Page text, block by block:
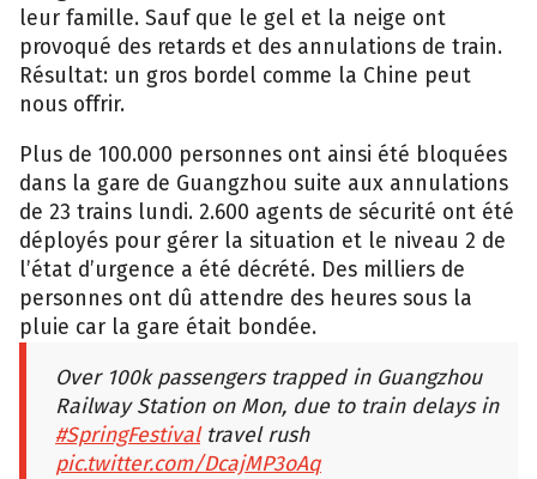
leur famille. Sauf que le gel et la neige ont
provoqué des retards et des annulations de train.
Résultat: un gros bordel comme la Chine peut
nous offrir.
Plus de 100.000 personnes ont ainsi été bloquées
dans la gare de Guangzhou suite aux annulations
de 23 trains lundi. 2.600 agents de sécurité ont été
déployés pour gérer la situation et le niveau 2 de
l’état d’urgence a été décrété. Des milliers de
personnes ont dû attendre des heures sous la
pluie car la gare était bondée.
Over 100k passengers trapped in Guangzhou
Railway Station on Mon, due to train delays in
#SpringFestivaltravel rush
pic.twitter.com/DcajMP3oAq